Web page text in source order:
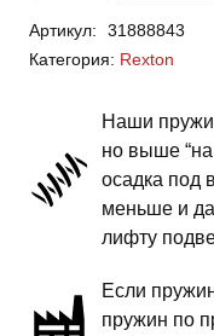
Rexton
1
пружины
передней
подвески
дюйма
силовой
Артикул:
31888843
Категория: Rexton
Наши
но выше
осадка под
меньше и
лифту
Если
пружин по